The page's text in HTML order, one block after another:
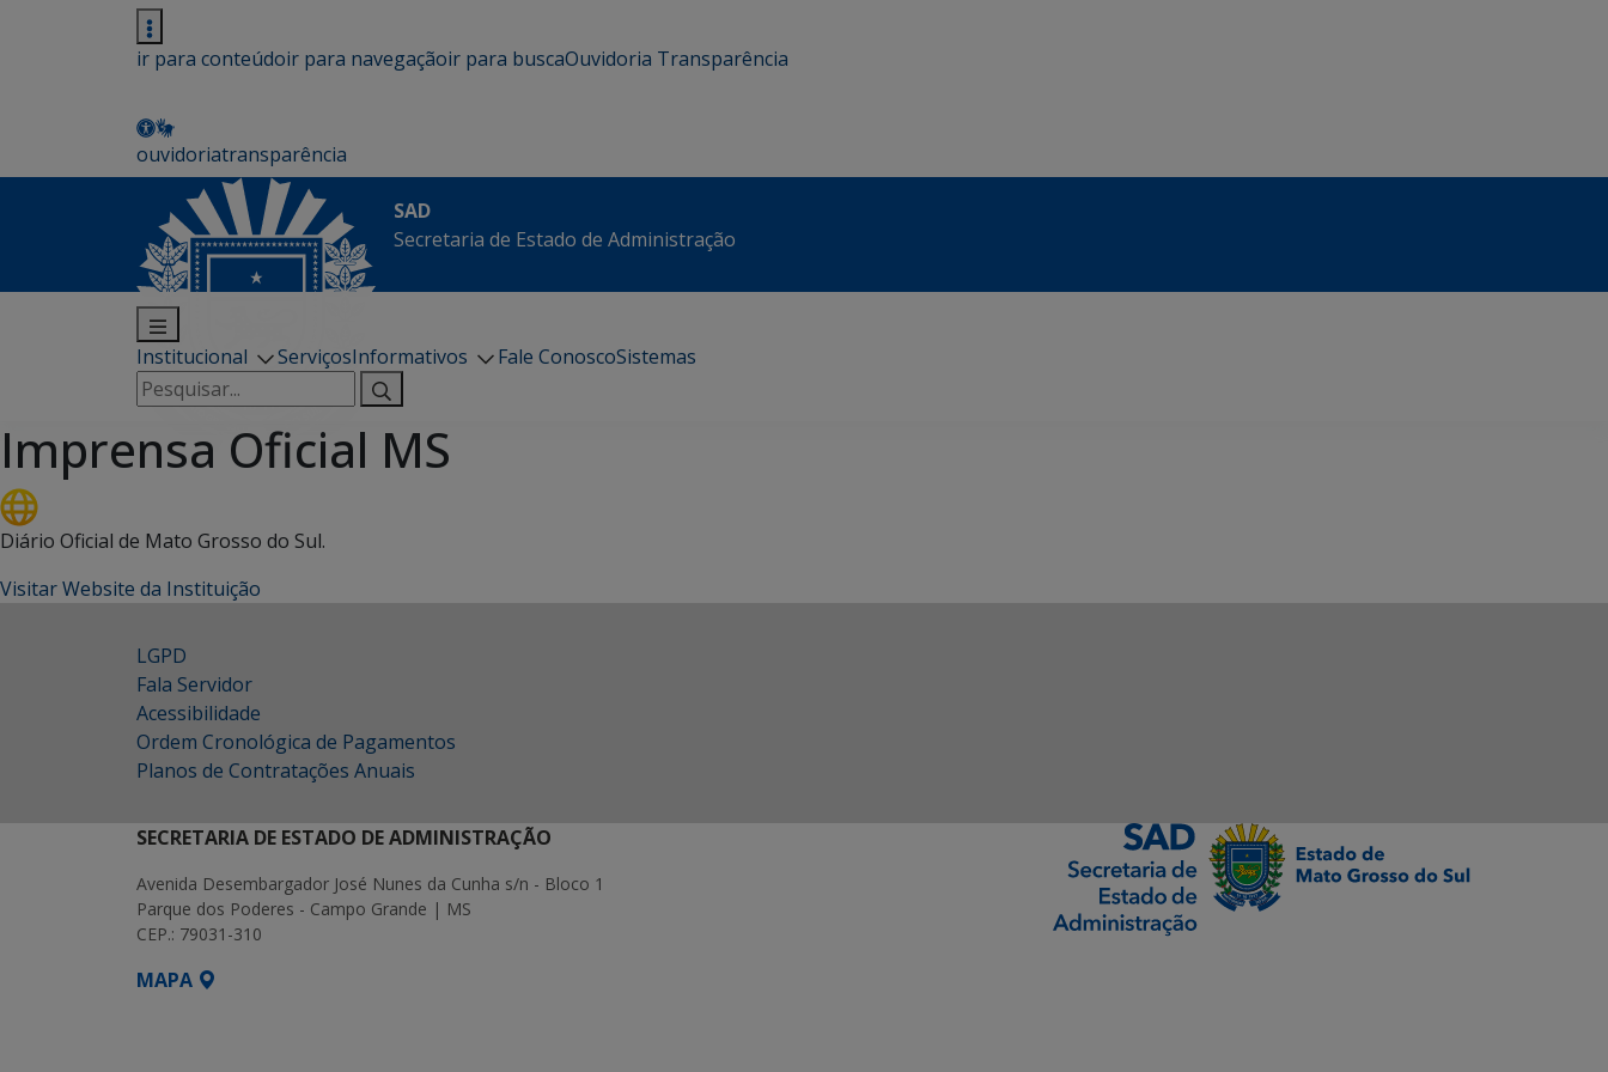
ir para conteúdoir para navegaçãoir para buscaOuvidoria Transparência
ouvidoriatransparência
SAD
Secretaria de Estado de Administração
Institucional ServiçosInformativos Fale ConoscoSistemas
Pesquisar
por:
Imprensa Oficial MS
Diário Oficial de Mato Grosso do Sul.
Visitar Website da Instituição
LGPD
Fala Servidor
Acessibilidade
Ordem Cronológica de Pagamentos
Planos de Contratações Anuais
SECRETARIA DE ESTADO DE ADMINISTRAÇÃO
Avenida Desembargador José Nunes da Cunha s/n - Bloco 1
Parque dos Poderes - Campo Grande | MS
CEP.: 79031-310
MAPA